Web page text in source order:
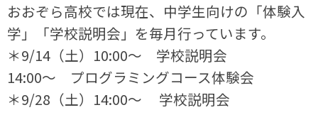
おおぞら高校では現在、中学生向けの「体験入
学」「学校説明会」を毎月行っています。
＊9/14（土）10:00～ 学校説明会
14:00～ プログラミングコース体験会
＊9/28（土）14:00～ 学校説明会